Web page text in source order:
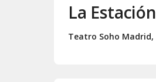
La Estación
Teatro Soho Madrid,